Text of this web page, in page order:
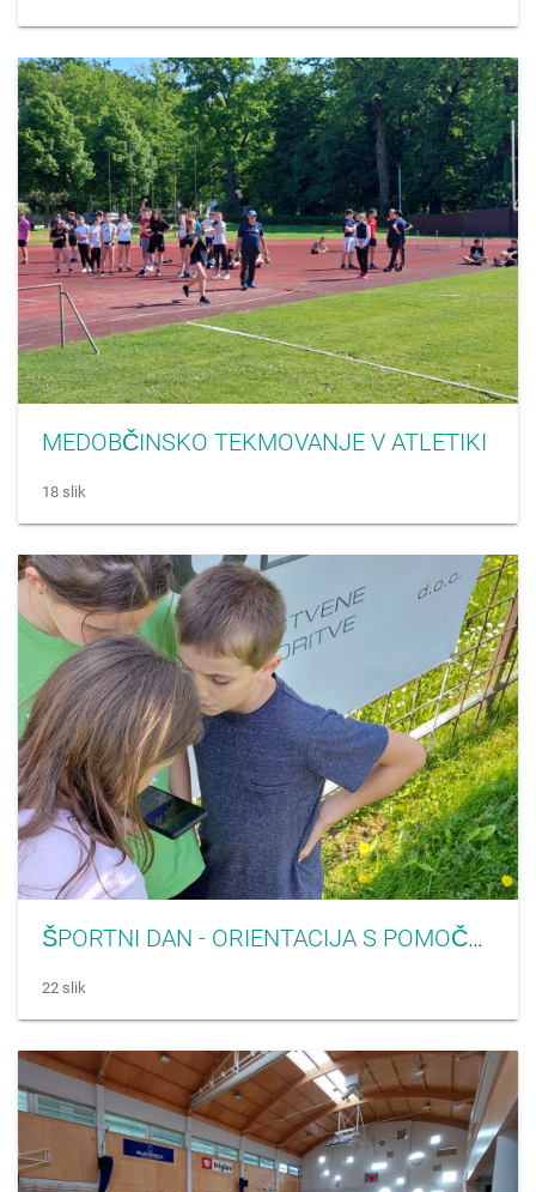
MEDOBČINSKO TEKMOVANJE V ATLETIKI
18 slik
ŠPORTNI DAN - ORIENTACIJA S POMOČJO MOBILNE APLIKACIJE CŠOD MISIJA
22 slik